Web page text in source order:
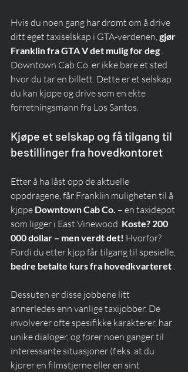
Hvis du noen gang har drømt om å drive
ditt eget taxiselskap i GTA-verdenen, gjør
Franklin fra GTA V det mulig for deg
Downtown Cab Co. er ikke bare et sted
hvor du tar en billett. Dette er et selskap
du kan kjøpe og drive som en ekte
forretningsmann fra Los Santos.
Kjøpe et selskap og få tilgang til
bestillinger fra hovedkontoret
Etter å ha låst opp de aktuelle
oppdragene, får Franklin muligheten til å
kjøpe Downtown Cab Co. – en taxidepot
som ligger i East Vinewood. Koste? 200
000 dollar – men verdt det! Hvorfor?
Fordi du etter kjøp får tilgang til spesielle,
bedre betalte kurs fra hovedkvarteret
Dessuten er disse jobbene litt
annerledes enn vanlige taxijobber. De
involverer ofte spesifikke karakterer, har
unike dialoger, og fører noen ganger til
interessante situasjoner (f.eks. at du
kjører en filmstjerne eller en sint